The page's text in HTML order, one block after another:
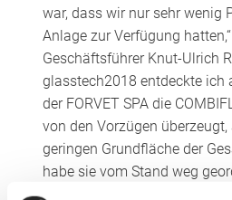
war, dass wir nur sehr wenig
Anlage zur Verfügung
Geschäftsführer Knut-Ulrich
glasstech2018 entdeckte ich
der FORVET SPA die
von den Vorzügen
geringen Grundfläche der
habe sie vom Stand weg
TRIENES das erste